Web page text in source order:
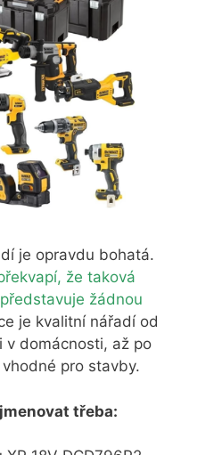
je opravdu bohatá.
že taková
žádnou
je kvalitní nářadí od
v domácnosti, až po
pro stavby.
třeba: